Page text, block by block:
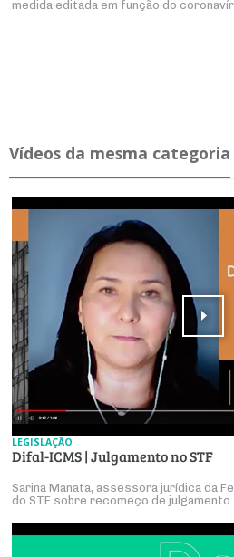
medida editada em função do
Ví­deos da mesma ca­te­goria
LEGISLAÇÃO
Difal-ICMS | Julgamento no STF
Sarina Manata, assessora jurídica da
do STF sobre recomeço de julgamento